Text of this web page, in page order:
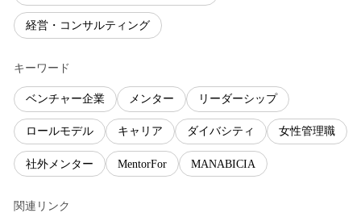
経営・コンサルティング
キーワード
ベンチャー企業 メンター リーダーシップ
ロールモデル キャリア ダイバシティ 女性管理職
社外メンター MentorFor MANABICIA
関連リンク